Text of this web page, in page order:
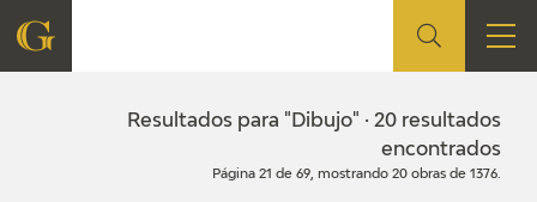
Resultados para "Dibujo" · 20 resultados
encontrados
Página 21 de 69, mostrando 20 obras de 1376.